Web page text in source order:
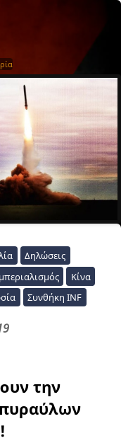
Δηλώσεις
Κίνα
Συνθήκη INF
την